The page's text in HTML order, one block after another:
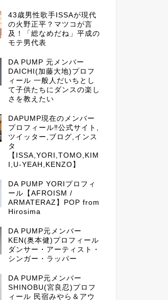
43歳男性歌手ISSAが現代
の火野正平？マツコが言
及！「総なめだね」平成の
モテ男代表
DA PUMP 元メンバー
DAICHI(加藤大地)プロフ
ィール 一般人だいちとし
て子供たちにダンスの楽し
さを教えたい
DAPUMP現在のメンバー
プロフィール‼公式サイト,
ツイッター,ブログ,インス
タ
【ISSA,YORI,TOMO,KIM
I,U-YEAH,KENZO】
DA PUMP YORIプロフィ
ール【AFROISM /
ARMATERAZ】POP from
Hirosima
DA PUMP元メンバー
KEN(奥本健)プロフィール
ダンサー・アーティスト・
シンガー・ラッパー
DA PUMP元メンバー
SHINOBU(宮良忍)プロフ
ィール 民宿みやら＆アウ